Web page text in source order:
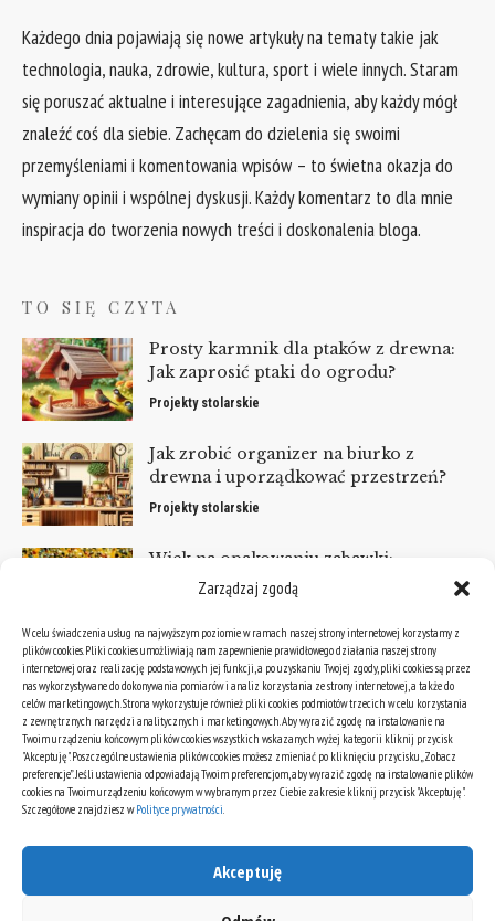
Zarządzaj zgodą
W celu świadczenia usług na najwyższym poziomie w ramach naszej strony internetowej korzystamy z
plików cookies. Pliki cookies umożliwiają nam zapewnienie prawidłowego działania naszej strony
internetowej oraz realizację podstawowych jej funkcji, a po uzyskaniu Twojej zgody, pliki cookies są przez
nas wykorzystywane do dokonywania pomiarów i analiz korzystania ze strony internetowej, a także do
celów marketingowych. Strona wykorzystuje również pliki cookies podmiotów trzecich w celu korzystania
z zewnętrznych narzędzi analitycznych i marketingowych. Aby wyrazić zgodę na instalowanie na
Twoim urządzeniu końcowym plików cookies wszystkich wskazanych wyżej kategorii kliknij przycisk
"Akceptuję". Poszczególne ustawienia plików cookies możesz zmieniać po kliknięciu przycisku „Zobacz
preferencje”. Jeśli ustawienia odpowiadają Twoim preferencjom, aby wyrazić zgodę na instalowanie plików
cookies na Twoim urządzeniu końcowym w wybranym przez Ciebie zakresie kliknij przycisk "Akceptuję".
Szczegółowe znajdziesz wPolityce prywatności.
Akceptuję
Każdego dnia pojawiają się nowe artykuły na tematy takie jak
technologia, nauka, zdrowie, kultura, sport i wiele innych. Staram
się poruszać aktualne i interesujące zagadnienia, aby każdy mógł
znaleźć coś dla siebie. Zachęcam do dzielenia się swoimi
przemyśleniami i komentowania wpisów – to świetna okazja do
wymiany opinii i wspólnej dyskusji. Każdy komentarz to dla mnie
inspiracja do tworzenia nowych treści i doskonalenia bloga.
TO SIĘ CZYTA
Prosty karmnik dla ptaków z drewna:
Jak zaprosić ptaki do ogrodu?
Projekty stolarskie
Jak zrobić organizer na biurko z
drewna i uporządkować przestrzeń?
Projekty stolarskie
Wiek na opakowaniu zabawki:
znaczenie i symbole
KATEGORIE
Kategorie
ARCHIWA